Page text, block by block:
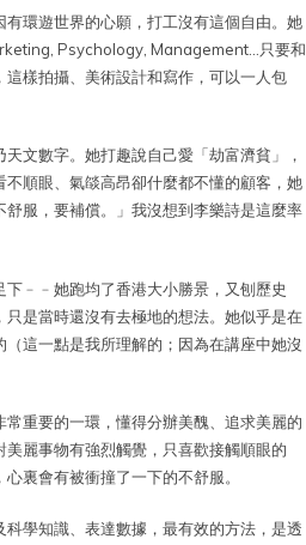
環遊世界的心願，打工沒有這個自由。她
Psychology, Management…只要和
樣拍攝、美術設計和寫作，可以一人包
文數字。她打趣說自己愛「劫富濟貧」，
順眼、氣燄高昂卻什麼都不懂的顧客，她
服，要補償。」我沒想到李樂詩是這麼率
﹣﹣她跑均了香港大小勝景，又刨歷史
是當時還沒有去極地的想法。她似乎是在
這一點是我所理解的；因為在講座中她沒
重要的一環，懂得分辦美醜、追求美麗的
麗事物有強烈觸覺，只喜歡接觸順眼的
裏會有被衝撞了一下的不舒服。
學知識、表達數據，最有效的方法，是透